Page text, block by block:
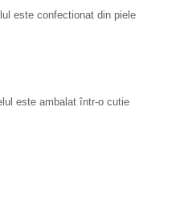
este confectionat din piele
este ambalat într-o cutie